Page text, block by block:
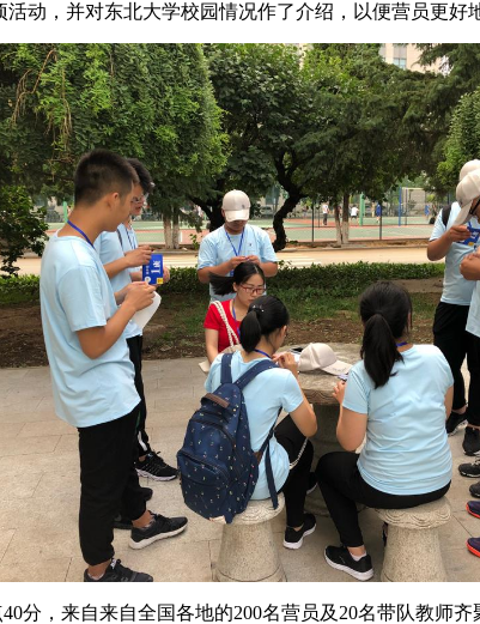
活动，并对东北大学校园情况作了介绍，以便营员更好
分，来自来自全国各地的200名营员及20名带队教师齐